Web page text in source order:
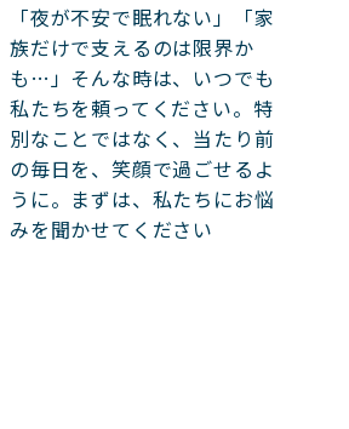
「夜が不安で眠れない」「家
族だけで支えるのは限界か
も…」そんな時は、いつでも
私たちを頼ってください。特
別なことではなく、当たり前
の毎日を、笑顔で過ごせるよ
うに。まずは、私たちにお悩
みを聞かせてください